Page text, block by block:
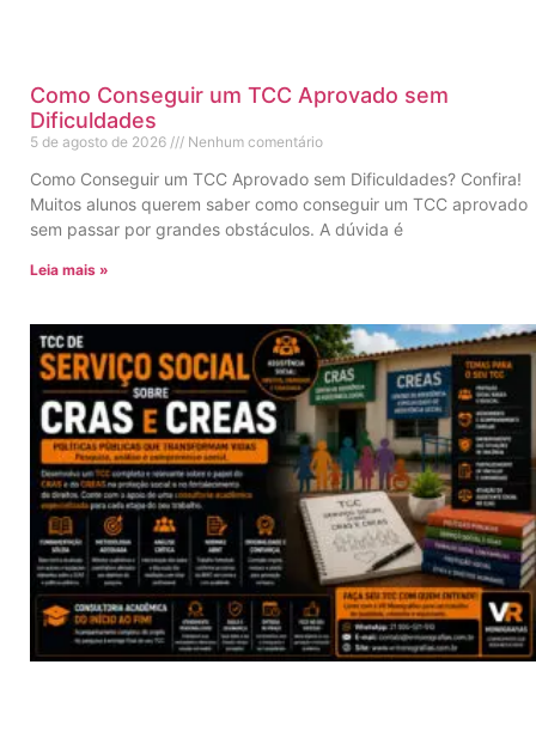
Como Conseguir um TCC Aprovado sem
Dificuldades
5 de agosto de 2026 Nenhum comentário
Como Conseguir um TCC Aprovado sem Dificuldades? Confira!
Muitos alunos querem saber como conseguir um TCC aprovado
sem passar por grandes obstáculos. A dúvida é
Leia mais »